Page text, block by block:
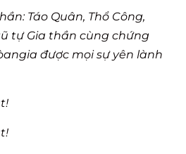
Táo Quân, Thổ Công,
tự Gia thần cùng chứng
được mọi sự yên lành